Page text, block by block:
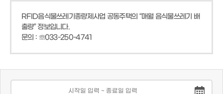
RFID음식물쓰레기종량제사업 공동주택의 “매월 음식물쓰레기 배
출량” 정보입니다.
문의 : ☏033-250-4741